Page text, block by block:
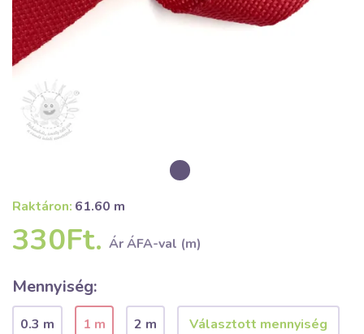
Raktáron: 61.60 m
330Ft. Ár ÁFA-val (m)
Mennyiség:
0.3 m 1 m
2 m